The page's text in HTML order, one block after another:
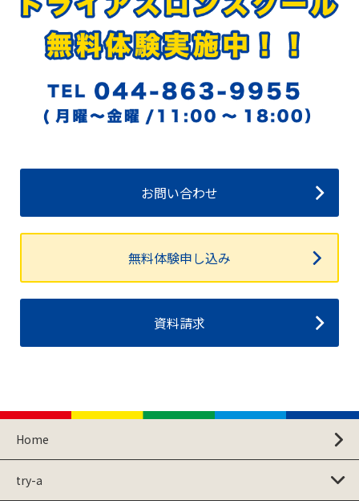
お問い合わせ
無料体験申し込み
資料請求
Home
try-a